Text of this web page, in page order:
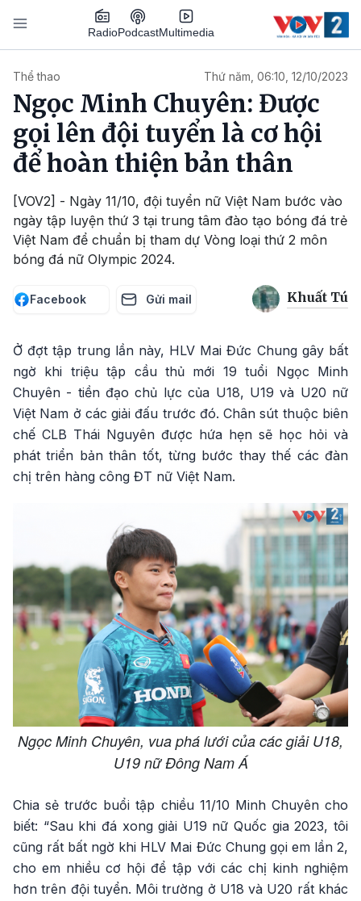
Nhảy đến nội dung
RadioPodcastMultimedia
Thể thao Thứ năm, 06:10, 12/10/2023
Ngọc Minh Chuyên: Được
gọi lên đội tuyển là cơ hội
để hoàn thiện bản thân
[VOV2] - Ngày 11/10, đội tuyển nữ Việt Nam bước vào
ngày tập luyện thứ 3 tại trung tâm đào tạo bóng đá trẻ
Việt Nam để chuẩn bị tham dự Vòng loại thứ 2 môn
bóng đá nữ Olympic 2024.
Facebook Gửi mail Khuất Tú
Ở đợt tập trung lần này, HLV Mai Đức Chung gây bất
ngờ khi triệu tập cầu thủ mới 19 tuổi Ngọc Minh
Chuyên - tiền đạo chủ lực của U18, U19 và U20 nữ
Việt Nam ở các giải đấu trước đó. Chân sút thuộc biên
chế CLB Thái Nguyên được hứa hẹn sẽ học hỏi và
phát triển bản thân tốt, từng bước thay thế các đàn
chị trên hàng công ĐT nữ Việt Nam.
Ngọc Minh Chuyên, vua phá lưới của các giải U18,
U19 nữ Đông Nam Á
Chia sẻ trước buổi tập chiều 11/10 Minh Chuyên cho
biết: “Sau khi đá xong giải U19 nữ Quốc gia 2023, tôi
cũng rất bất ngờ khi HLV Mai Đức Chung gọi em lần 2,
cho em nhiều cơ hội để tập với các chị kinh nghiệm
hơn trên đội tuyển. Môi trường ở U18 và U20 rất khác